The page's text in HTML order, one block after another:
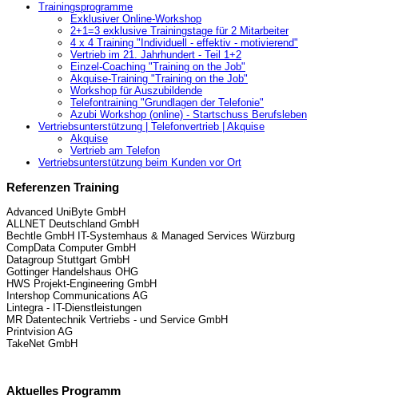
Trainingsprogramme
Exklusiver Online-Workshop
2+1=3 exklusive Trainingstage für 2 Mitarbeiter
4 x 4 Training "Individuell - effektiv - motivierend"
Vertrieb im 21. Jahrhundert - Teil 1+2
Einzel-Coaching "Training on the Job"
Akquise-Training "Training on the Job"
Workshop für Auszubildende
Telefontraining "Grundlagen der Telefonie"
Azubi Workshop (online) - Startschuss Berufsleben
Vertriebsunterstützung | Telefonvertrieb | Akquise
Akquise
Vertrieb am Telefon
Vertriebsunterstützung beim Kunden vor Ort
Referenzen Training
Advanced UniByte GmbH
ALLNET Deutschland GmbH
Bechtle GmbH IT-Systemhaus & Managed Services Würzburg
CompData Computer GmbH
Datagroup Stuttgart GmbH
Gottinger Handelshaus OHG
HWS Projekt-Engineering GmbH
Intershop Communications AG
Lintegra - IT-Dienstleistungen
MR Datentechnik Vertriebs - und Service GmbH
Printvision AG
TakeNet GmbH
Aktuelles Programm